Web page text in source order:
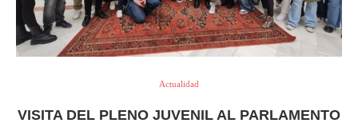
Actualidad
VISITA DEL PLENO JUVENIL AL PARLAMENTO